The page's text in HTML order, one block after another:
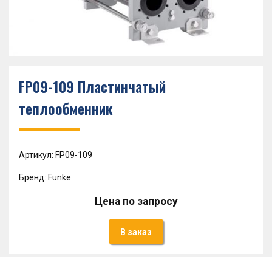
FP09-109 Пластинчатый
теплообменник
Артикул: FP09-109
Бренд: Funke
Цена по запросу
В заказ